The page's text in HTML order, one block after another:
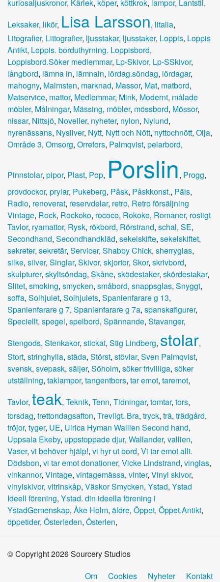
kuriosaljuskronor, Kärlek, köper, köttkrok, lampor, Lantstil,
Leksaker, likör, Lisa Larsson, litalia,
Litografier, Littografier, ljusstakar, ljusstaker, Loppis, Loppis
Antikt, Loppis. borduthyrning. Loppisbord,
Loppisbord.Söker medlemmar, Lp-Skivor, Lp-SSkivor,
långbord, lämna in, lämnain, lördag.söndag, lördagar,
mahogny, Malmsten, marknad, Massor, Mat, matbord,
Matservice, mattor, Medlemmar, Mink, Modernt, målade
möbler, Målningar, Mässing, möbler, mössbord, Mössor,
nissar, Nittsjö, Noveller, nyheter, nylon, Nylund,
nyrenässans, Nysilver, Nytt, Nytt och Nött, nyttochnött, Olja,
Område 3, Omsorg, Orrefors, Palmqvist, pelarbord,
Pinnstolar, pipor, Plast, Pop, Porslin, Progg,
provdockor, prylar, Pukeberg, Påsk, Påskkonst., Päls,
Radio, renoverat, reservdelar, retro, Retro försäljning
Vintage, Rock, Rockoko, rococo, Rokoko, Romaner, rostigt
Tavlor, ryamattor, Rysk, rökbord, Rörstrand, schal, SE,
Secondhand, Secondhandkläd, sekelskifte, sekelskiftet,
sekreter, sekretär, Servicer, Shabby Chick, sherryglas,
silke, silver, Singlar, Skivor, skjortor, Skor, skrivbord,
skulpturer, skyltsöndag, Skåne, sködestaker, skördestakar,
Slitet, smoking, smycken, småbord, snappsglas, Snyggt,
soffa, Solhjulet, Solhjulets, Spanienfarare g 13,
Spanienfarare g 7, Spanienfarare g 7a, spanskafigurer,
Speciellt, spegel, spelbord, Spännande, Stavanger,
Stengods, Stenkakor, stickat, Stig Lindberg, stolar,
Stort, stringhylla, städa, Störst, stövlar, Sven Palmqvist,
svensk, svepask, säljer, Söholm, söker frivilliga, söker
utställning, taklampor, tangentbors, tar emot, taremot,
Tavlor, teak, Teknik, Tenn, Tidningar, tomtar, tors,
torsdag, trettondagsafton, Trevligt. Bra, tryck, trä, trädgård,
tröjor, tyger, UE, Ulrica Hyman Wallien Second hand,
Uppsala Ekeby, uppstoppade djur, Wallander, vallien,
Vaser, vi behöver hjälp!, vi hyr ut bord, Vi tar emot allt.
Dödsbon, vi tar emot donationer, Vicke Lindstrand, vinglas,
vinkannor, Vintage, vintagemässa, vinter, Vinyl skivor,
vinylskivor, vitrinskåp, Väskor Smycken, Ystad, Ystad
Ideell förening, Ystad. din ideella förening i
YstadGemenskap, Åke Holm, äldre, Öppet, Öppet.Antikt,
öppetider, Österleden, Österlen,
© Copyright 2026 Sourcery Studios
Om
Cookies Nyheter Kontakt